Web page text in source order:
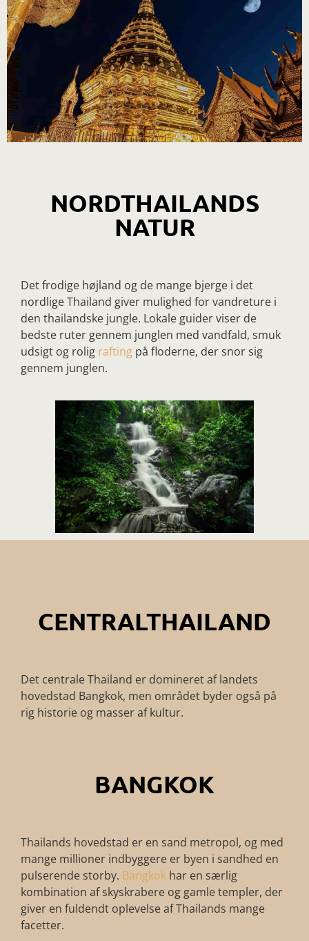
NORDTHAILANDS
NATUR
Det frodige højland og de mange bjerge i det
nordlige Thailand giver mulighed for vandreture i
den thailandske jungle. Lokale guider viser de
bedste ruter gennem junglen med vandfald, smuk
udsigt og rolig rafting på floderne, der snor sig
gennem junglen.
CENTRALTHAILAND
Det centrale Thailand er domineret af landets
hovedstad Bangkok, men området byder også på
rig historie og masser af kultur.
BANGKOK
Thailands hovedstad er en sand metropol, og med
mange millioner indbyggere er byen i sandhed en
pulserende storby. Bangkok har en særlig
kombination af skyskrabere og gamle templer, der
giver en fuldendt oplevelse af Thailands mange
facetter.